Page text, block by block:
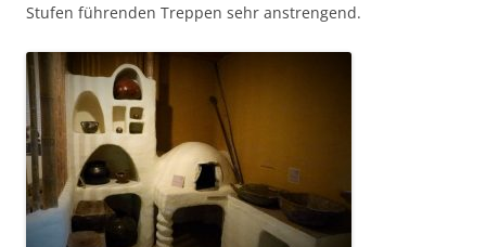
Stufen führenden Treppen sehr anstrengend.